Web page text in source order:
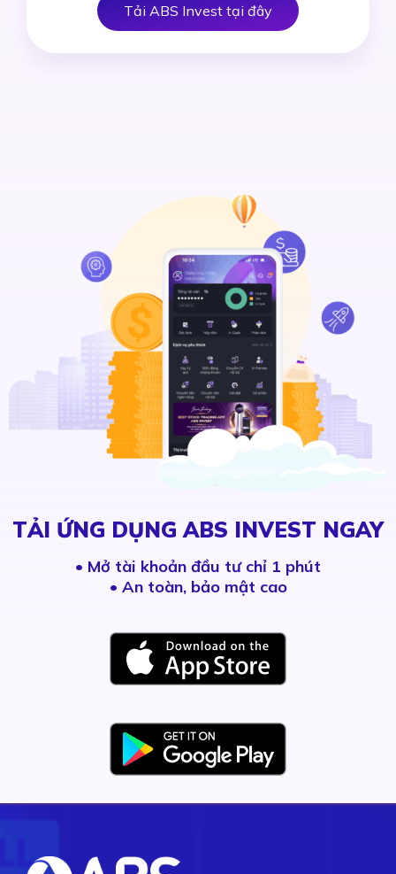
Tải ABS Invest tại đây
TẢI ỨNG DỤNG ABS INVEST NGAY
• Mở tài khoản đầu tư chỉ 1 phút
• An toàn, bảo mật cao